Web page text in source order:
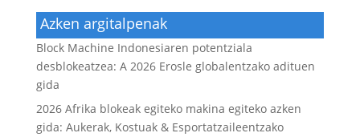
Azken argitalpenak
Block Machine Indonesiaren potentziala
desblokeatzea: A 2026 Erosle globalentzako adituen
gida
2026 Afrika blokeak egiteko makina egiteko azken
gida: Aukerak, Kostuak & Esportatzaileentzako